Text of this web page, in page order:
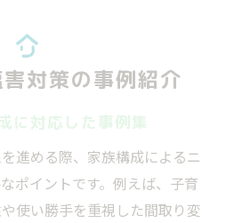
対策の事例紹介
に対応した事例集
進める際、家族構成によるニ
ポイントです。例えば、子育
使い勝手を重視した間取り変